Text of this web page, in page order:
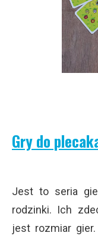
Gry do
Jest to seria
rodzinki. Ich
jest rozmiar